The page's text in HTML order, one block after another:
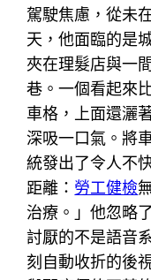
駕駛焦慮，從未
天，他面臨的是
夾在理髮店與一
巷。一個看起來
車格，上面還灑
深吸一口氣。將
統發出了令人不
距離： 勞工健檢
治療。」他忽略
討厭的不是語音
刻自動收折的後